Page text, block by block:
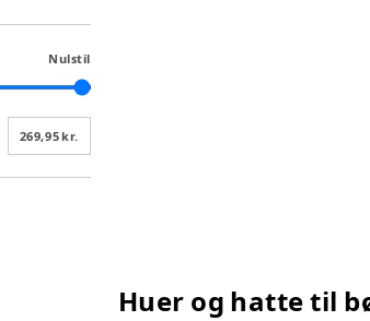
Nulstil
269,95 kr.
Huer og hatte til